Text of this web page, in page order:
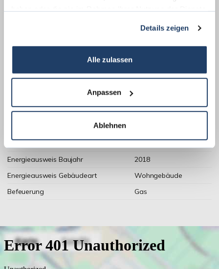
Details zeigen
Alle zulassen
Anpassen
Ablehnen
Wesentlicher Energieträger
Gas
Energieausweis Ausstelldatum
Energieausweis gültig bis
28.06.2032
Energieausweis Werteklasse
E
Energieausweis Baujahr
2018
Energieausweis Gebäudeart
Wohngebäude
Befeuerung
Gas